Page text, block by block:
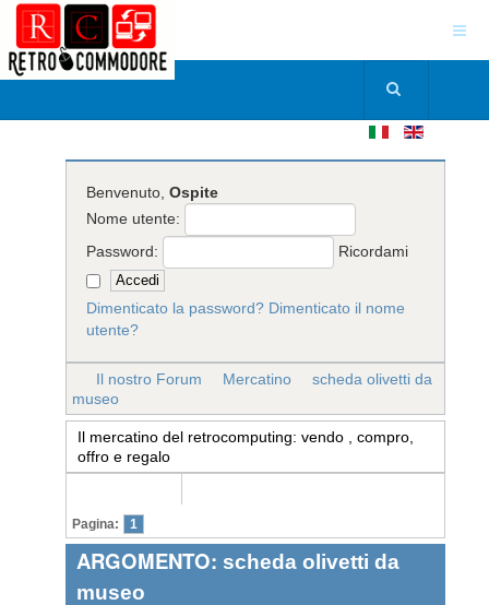
Benvenuto,Ospite
Nome utente:
Password:
Ricordami
Dimenticato la password? Dimenticato il nome
utente?
Il nostro Forum Mercatino
scheda olivetti da
museo
Il mercatino del retrocomputing: vendo , compro,
offro e regalo
Pagina: 1
ARGOMENTO: scheda olivetti da
museo